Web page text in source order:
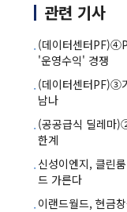
관련 기사
(데이터센터
'운영수익' 경쟁
(데이터센터PF)③
남나
(공공급식 딜레마
한계
신성이엔지, 클린
드 가른다
이랜드월드, 현금